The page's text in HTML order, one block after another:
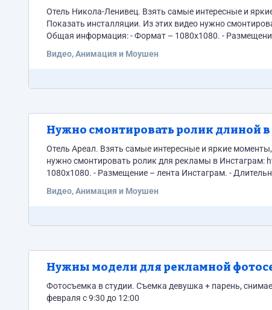
Отель Никола-Ленивец. Взять самые интересные и яркие моменты, показывающие как интересно можно отдохнуть в отеле.
Показать инсталляции. Из этих видео нужно смонтировать ролик для рекламы в Инстаграм: https://yadi.sk/d/tFhHBApO1Jyj-g
Общая информация: - Формат – 1080х1080. - Размещение – лента Инстаграм. - Длительность – 40-60 секунд. - Там, где требуется
Видео, Анимация и Моушен
Нужно смонтировать ролик длиной
Отель Ареал. Взять самые интересные и яркие моменты,
нужно смонтировать ролик для рекламы в Инстаграм: https://yadi.sk/d/
1080х1080. - Размещение – лента Инстаграм. -
Видео, Анимация и Моушен
Нужны модели для рекламной
Фотосъемка в студии. Съемка девушка + парень,
февраля с 9:30 до 12:00